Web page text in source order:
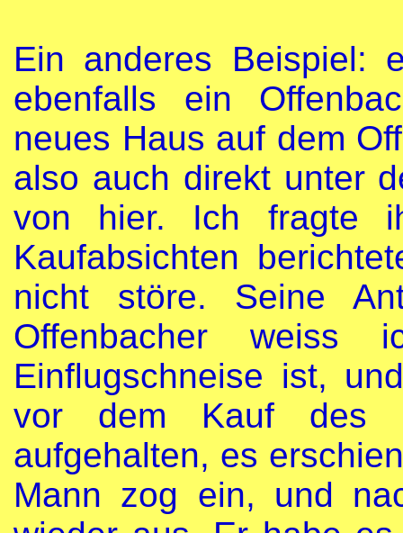
Ein anderes Beispiel:
ebenfalls ein
neues Haus auf dem
also auch direkt unter
von hier. Ich fragte
Kaufabsichten
nicht störe. Seine
Offenbacher
Einflugschneise ist,
vor dem Kauf des
aufgehalten, es
Mann zog ein, und